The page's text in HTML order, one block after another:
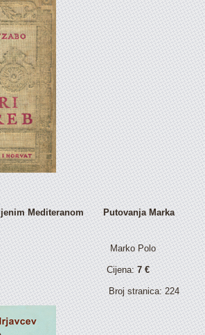
Mediteranom Putovanja Marka
Marko Polo
7 €
214 Broj stranica: 224